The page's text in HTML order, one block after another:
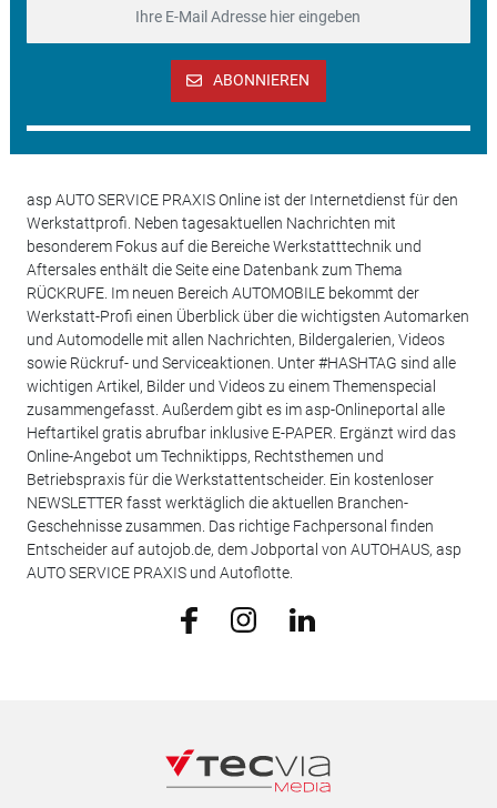
ABONNIEREN
asp AUTO SERVICE PRAXIS Online ist der Internetdienst für den
Werkstattprofi. Neben tagesaktuellen Nachrichten mit
besonderem Fokus auf die Bereiche Werkstatttechnik und
Aftersales enthält die Seite eine Datenbank zum Thema
RÜCKRUFE. Im neuen Bereich AUTOMOBILE bekommt der
Werkstatt-Profi einen Überblick über die wichtigsten Automarken
und Automodelle mit allen Nachrichten, Bildergalerien, Videos
sowie Rückruf- und Serviceaktionen. Unter #HASHTAG sind alle
wichtigen Artikel, Bilder und Videos zu einem Themenspecial
zusammengefasst. Außerdem gibt es im asp-Onlineportal alle
Heftartikel gratis abrufbar inklusive E-PAPER. Ergänzt wird das
Online-Angebot um Techniktipps, Rechtsthemen und
Betriebspraxis für die Werkstattentscheider. Ein kostenloser
NEWSLETTER fasst werktäglich die aktuellen Branchen-
Geschehnisse zusammen. Das richtige Fachpersonal finden
Entscheider auf autojob.de, dem Jobportal von AUTOHAUS, asp
AUTO SERVICE PRAXIS und Autoflotte.